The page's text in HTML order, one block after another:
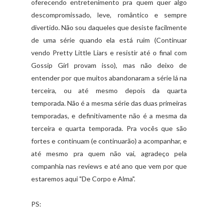
oferecendo entretenimento pra quem quer algo
descompromissado, leve, romântico e sempre
divertido. Não sou daqueles que desiste facilmente
de uma série quando ela está ruim (Continuar
vendo Pretty Little Liars e resistir até o final com
Gossip Girl provam isso), mas não deixo de
entender por que muitos abandonaram a série lá na
terceira, ou até mesmo depois da quarta
temporada. Não é a mesma série das duas primeiras
temporadas, e definitivamente não é a mesma da
terceira e quarta temporada. Pra vocês que são
fortes e continuam (e continuarão) a acompanhar, e
até mesmo pra quem não vai, agradeço pela
companhia nas reviews e até ano que vem por que
estaremos aqui "De Corpo e Alma".
PS: